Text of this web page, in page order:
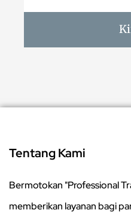
Tentang Kami
Bermotokan "Professional
memberikan layanan bagi